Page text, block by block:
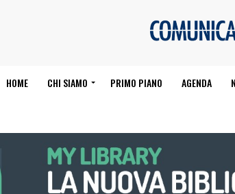
HOME CHI SIAMO PRIMO PIANO AGENDA